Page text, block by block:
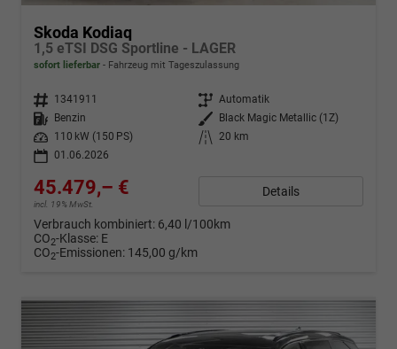
Skoda Kodiaq
1,5 eTSI DSG Sportline - LAGER
sofort lieferbar Fahrzeug mit Tageszulassung
Fahrzeugnr. 1341911 Getriebe Automatik
Kraftstoff
Benzin Außenfarbe
Black Magic Metallic (1Z)
Leistung
110 kW (150 PS) Kilometerstand
20 km
01.06.2026
45.479,– €
incl. 19% MwSt.
Details
Verbrauch kombiniert: 6,40 l/100km
CO2-Klasse: E
CO2-Emissionen: 145,00 g/km